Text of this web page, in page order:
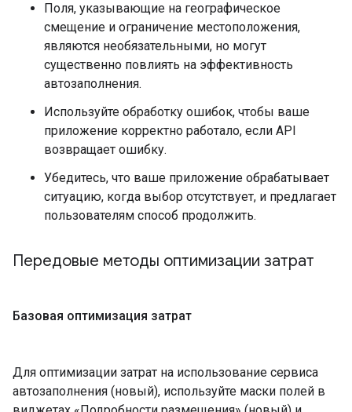
Поля, указывающие на географическое
смещение и ограничение местоположения,
являются необязательными, но могут
существенно повлиять на эффективность
автозаполнения.
Используйте обработку ошибок, чтобы ваше
приложение корректно работало, если API
возвращает ошибку.
Убедитесь, что ваше приложение обрабатывает
ситуацию, когда выбор отсутствует, и предлагает
пользователям способ продолжить.
Передовые методы оптимизации затрат
Базовая оптимизация затрат
Для оптимизации затрат на использование сервиса
автозаполнения (новый), используйте маски полей в